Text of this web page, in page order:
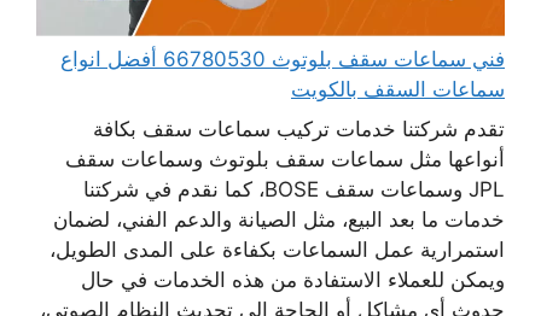
فني سماعات سقف بلوتوث 66780530 أفضل انواع
سماعات السقف بالكويت
تقدم شركتنا خدمات تركيب سماعات سقف بكافة
أنواعها مثل سماعات سقف بلوتوث وسماعات سقف
JPL وسماعات سقف BOSE، كما نقدم في شركتنا
خدمات ما بعد البيع، مثل الصيانة والدعم الفني، لضمان
استمرارية عمل السماعات بكفاءة على المدى الطويل،
ويمكن للعملاء الاستفادة من هذه الخدمات في حال
حدوث أي مشاكل أو الحاجة إلى تحديث النظام الصوتي،